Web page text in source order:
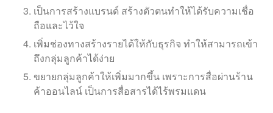
เป็นการสร้างแบรนด์ สร้างตัวตนทำให้ได้รับความเชื่อ
ถือและไว้ใจ
เพิ่มช่องทางสร้างรายได้ให้กับธุรกิจ ทำให้สามารถเข้า
ถึงกลุ่มลูกค้าได้ง่าย
ขยายกลุ่มลูกค้าให้เพิ่มมากขึ้น เพราะการสื่อผ่านร้าน
ค้าออนไลน์ เป็นการสื่อสารได้ไร้พรมแดน